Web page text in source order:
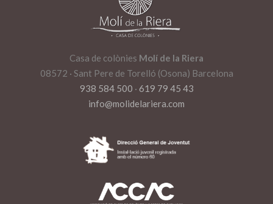
Casa de colònies Molí de la Riera
08572 · Sant Pere de Torelló (Osona) Barcelona
938 584 500 · 619 79 45 43
info@molidelariera.com